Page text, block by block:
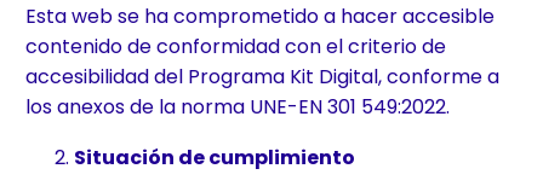
Esta web se ha comprometido a hacer accesible
contenido de conformidad con el criterio de
accesibilidad del Programa Kit Digital, conforme a
los anexos de la norma UNE-EN 301 549:2022.
Situación de cumplimiento